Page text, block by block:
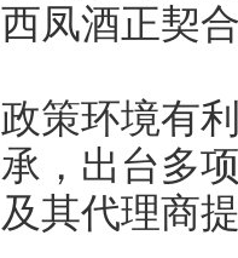
西凤酒正契
政策环境有
承，出台多
及其代理商